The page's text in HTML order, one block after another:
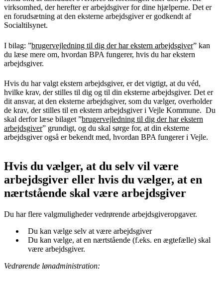
virksomhed, der herefter er arbejdsgiver for dine hjælperne. Det er
en forudsætning at den eksterne arbejdsgiver er godkendt af
Socialtilsynet.
I bilag: ”brugervejledning til dig der har ekstern arbejdsgiver” kan
du læse mere om, hvordan BPA fungerer, hvis du har ekstern
arbejdsgiver.
Hvis du har valgt ekstern arbejdsgiver, er det vigtigt, at du véd,
hvilke krav, der stilles til dig og til din eksterne arbejdsgiver. Det er
dit ansvar, at den eksterne arbejdsgiver, som du vælger, overholder
de krav, der stilles til en ekstern arbejdsgiver i Vejle Kommune. Du
skal derfor læse bilaget ”brugervejledning til dig der har ekstern
arbejdsgiver” grundigt, og du skal sørge for, at din eksterne
arbejdsgiver også er bekendt med, hvordan BPA fungerer i Vejle.
Hvis du vælger, at du selv vil være
arbejdsgiver eller hvis du vælger, at en
nærtstående skal være arbejdsgiver
Du har flere valgmuligheder vedrørende arbejdsgiveropgaver.
Du kan vælge selv at være arbejdsgiver
Du kan vælge, at en nærtstående (f.eks. en ægtefælle) skal
være arbejdsgiver.
Vedrørende lønadministration: